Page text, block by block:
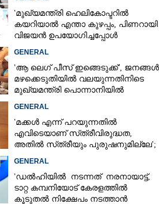
'മുഖ്യമന്ത്രി ഹെലികോപ്ടറിൽ
കയറിയാൽ എന്താ കുഴപ്പം, പിണറായി
വിജയൻ ഉപയോഗിച്ചപ്പോൾ
GENERAL
'ആ ലെഗ് പീസ് ഇങ്ങെടുക്ക്', ജനങ്ങൾ
മഴക്കെടുതിയിൽ വലയുന്നതിനിടെ
മുഖ്യമന്ത്രി പൊന്നാനിയിൽ
GENERAL
'മക്കൾ എന്ന് പറയുന്നതിൽ
എവിടെയാണ് സ്‌ത്രീവിരുദ്ധത,
അതിൽ സ്‌ത്രീയും പുരുഷനുമില്ലേ';
GENERAL
'ഡൽഹിയിൽ നടന്നത് നരനായാട്ട്,
ടാറ്റ കമ്പനിയോട് കേരളത്തിൽ
കൂടുതൽ നിക്ഷേപം നടത്താൻ
മുഖ്യമന്ത്രി
സ്വീകരണം;